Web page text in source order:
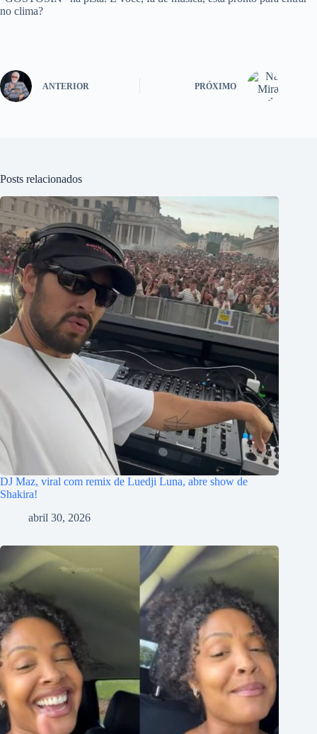
no clima?
ANTERIOR PRÓXIMO
Posts relacionados
DJ Maz, viral com remix de Luedji Luna, abre show de
Shakira!
abril 30, 2026